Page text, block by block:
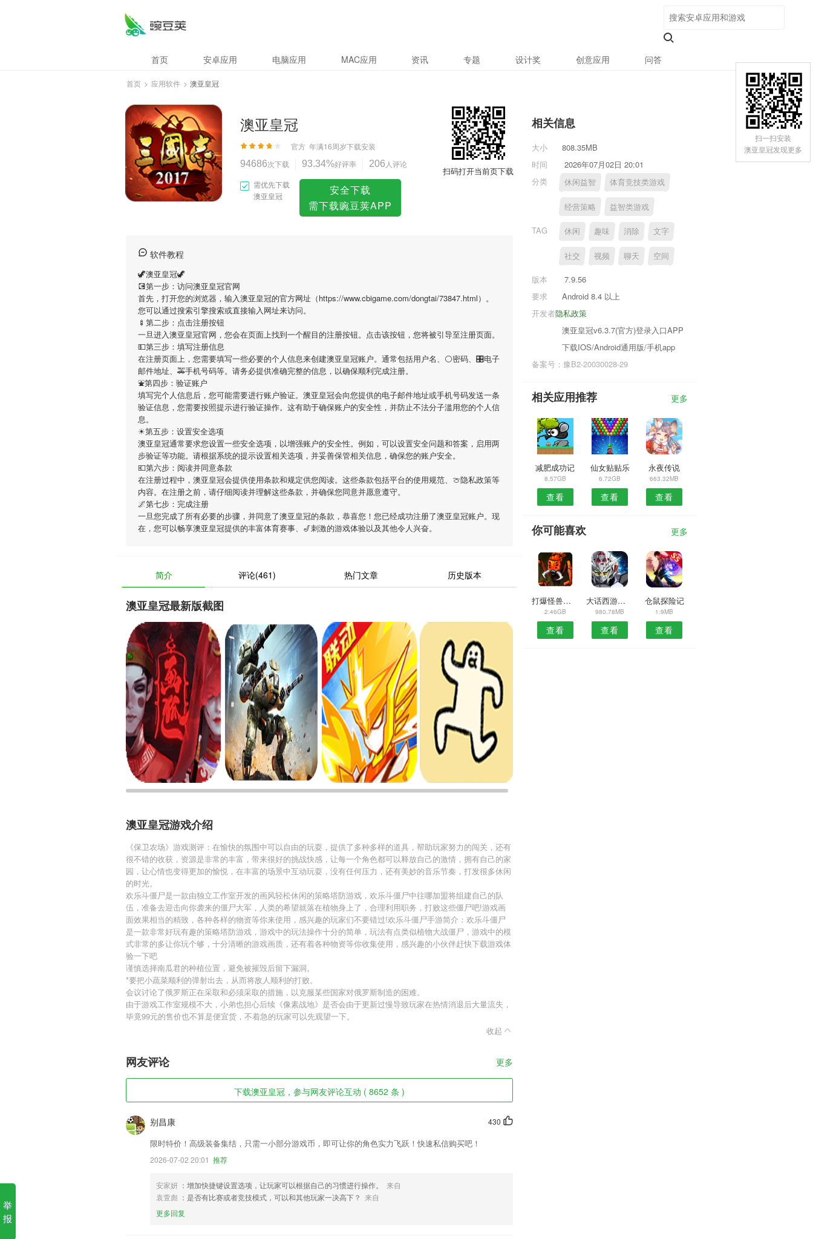
首页 安卓应用 电脑应用 MAC应用 资讯 专题 设计奖 创意应用 问答
首页 > 应用软件 > 澳亚皇冠
澳亚皇冠
官方 年满16周岁下载安装
94686次下载 93.34%好评率 206 人评论
需优先下载
澳亚皇冠
安全下载
需下载豌豆荚APP
扫码打开当前页下载
软件教程
🦖澳亚皇冠🦖
💽第一步：访问澳亚皇冠官网
首先，打开您的浏览器，输入澳亚皇冠的官方网址（https://www.cbigame.com/dongtai/73847.html）。
您可以通过搜索引擎搜索或直接输入网址来访问。
🍢第二步：点击注册按钮
一旦进入澳亚皇冠官网，您会在页面上找到一个醒目的注册按钮。点击该按钮，您将被引导至注册页面。
💵第三步：填写注册信息
在注册页面上，您需要填写一些必要的个人信息来创建澳亚皇冠账户。通常包括用户名、⚪密码、🎛电子
邮件地址、🚕手机号码等。请务必提供准确完整的信息，以确保顺利完成注册。
⛲️第四步：验证账户
填写完个人信息后，您可能需要进行账户验证。澳亚皇冠会向您提供的电子邮件地址或手机号码发送一条
验证信息，您需要按照提示进行验证操作。这有助于确保账户的安全性，并防止不法分子滥用您的个人信
息。
☀第五步：设置安全选项
澳亚皇冠通常要求您设置一些安全选项，以增强账户的安全性。例如，可以设置安全问题和答案，启用两
步验证等功能。请根据系统的提示设置相关选项，并妥善保管相关信息，确保您的账户安全。
💶第六步：阅读并同意条款
在注册过程中，澳亚皇冠会提供使用条款和规定供您阅读。这些条款包括平台的使用规范、🍈隐私政策等
内容。在注册之前，请仔细阅读并理解这些条款，并确保您同意并愿意遵守。
🌌第七步：完成注册
一旦您完成了所有必要的步骤，并同意了澳亚皇冠的条款，恭喜您！您已经成功注册了澳亚皇冠账户。现
在，您可以畅享澳亚皇冠提供的丰富体育赛事、🎷刺激的游戏体验以及其他令人兴奋。
简介 评论(461) 热门文章 历史版本
澳亚皇冠最新版截图
澳亚皇冠游戏介绍
《保卫农场》游戏测评：在愉快的氛围中可以自由的玩耍，提供了多种多样的道具，帮助玩家努力的闯关，还有
很不错的收获，资源是非常的丰富，带来很好的挑战快感，让每一个角色都可以释放自己的激情，拥有自己的家
园，让心情也变得更加的愉悦，在丰富的场景中互动玩耍，没有任何压力，还有美妙的音乐节奏，打发很多休闲
的时光。
欢乐斗僵尸是一款由独立工作室开发的画风轻松休闲的策略塔防游戏，欢乐斗僵尸中往哪加盟将组建自己的队
伍，准备去迎击向你袭来的僵尸大军，人类的希望就落在植物身上了，合理利用职务，打败这些僵尸吧!游戏画
面效果相当的精致，各种各样的物资等你来使用，感兴趣的玩家们不要错过!欢乐斗僵尸手游简介：欢乐斗僵尸
是一款非常好玩有趣的策略塔防游戏，游戏中的玩法操作十分的简单，玩法有点类似植物大战僵尸，游戏中的模
式非常的多让你玩个够，十分清晰的游戏画质，还有着各种物资等你收集使用，感兴趣的小伙伴赶快下载游戏体
验一下吧
谨慎选择南瓜君的种植位置，避免被摧毁后留下漏洞。
*要把小蔬菜顺利的弹射出去，从而将敌人顺利的打败。
会议讨论了俄罗斯正在采取和必须采取的措施，以克服某些国家对俄罗斯制造的困难。
由于游戏工作室规模不大，小弟也担心后续《像素战地》是否会由于更新过慢导致玩家在热情消退后大量流失，
毕竟99元的售价也不算是便宜货，不着急的玩家可以先观望一下。
收起
网友评论 更多
下载澳亚皇冠，参与网友评论互动 ( 8652 条 )
430
别昌康
限时特价！高级装备集结，只需一小部分游戏币，即可让你的角色实力飞跃！快速私信购买吧！
2026-07-02 20:01 推荐
安家妍 ：增加快捷键设置选项，让玩家可以根据自己的习惯进行操作。
来自
袁萱彪 ：是否有比赛或者竞技模式，可以和其他玩家一决高下？ 来自
更多回复
相关信息
大小
808.35MB
时间
2026年07月02日 20:01
分类
休闲益智 体育竞技类游戏
经营策略 益智类游戏
TAG 休闲 趣味 消除 文字
社交 视频 聊天 空间
版本
7.9.56
要求
Android 8.4 以上
隐私政策
开发者
澳亚皇冠v6.3.7(官方)登录入口APP
下载IOS/Android通用版/手机app
备案号：豫B2-20030028-29
相关应用推荐 更多
减肥成功记
8.57GB
查看
仙女贴贴乐
6.72GB
查看
永夜传说
663.32MB
查看
你可能喜欢 更多
打爆怪兽官网最新版
2.46GB
查看
大话西游手游免费服
980.78MB
查看
仓鼠探险记
1.9MB
查看
扫一扫安装
澳亚皇冠发现更多
举
报